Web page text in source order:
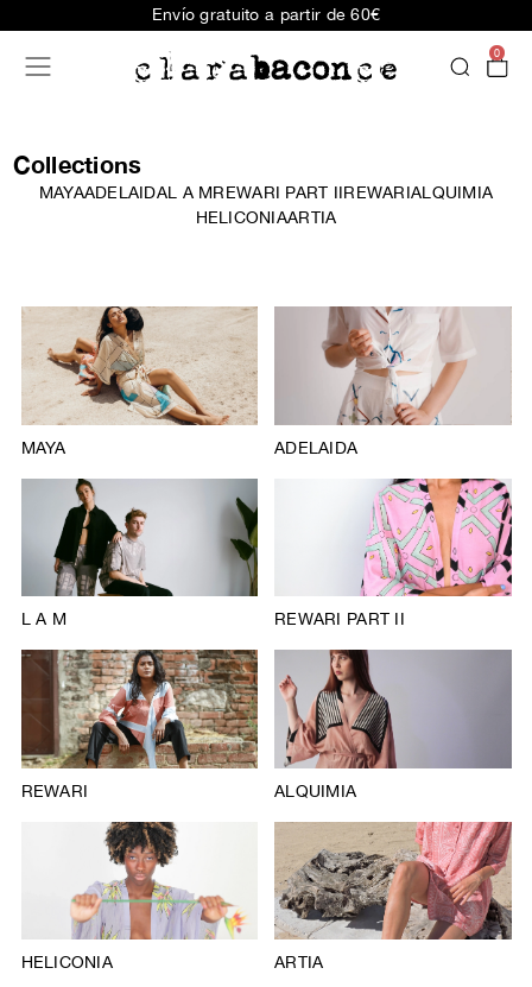
Envío gratuito a partir de 60€
0
Collections
MAYAADELAIDAL A MREWARI PART IIREWARIALQUIMIA
HELICONIAARTIA
MAYA ADELAIDA
L A M REWARI PART II
REWARI ALQUIMIA
HELICONIA ARTIA